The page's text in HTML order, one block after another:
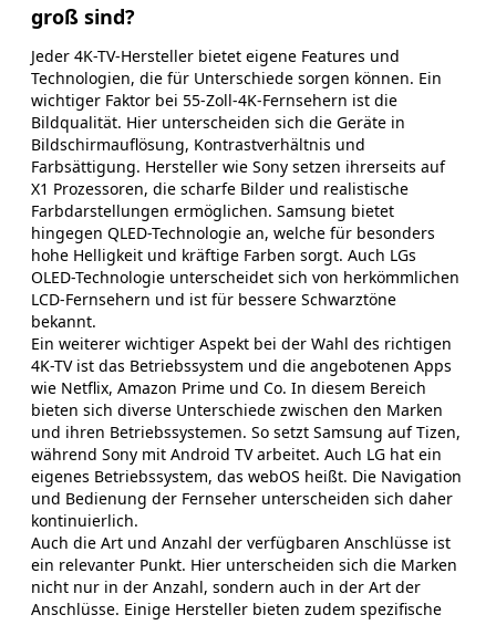
groß sind?
Jeder 4K-TV-Hersteller bietet eigene Features und
Technologien, die für Unterschiede sorgen können. Ein
wichtiger Faktor bei 55-Zoll-4K-Fernsehern ist die
Bildqualität. Hier unterscheiden sich die Geräte in
Bildschirmauflösung, Kontrastverhältnis und
Farbsättigung. Hersteller wie Sony setzen ihrerseits auf
X1 Prozessoren, die scharfe Bilder und realistische
Farbdarstellungen ermöglichen. Samsung bietet
hingegen QLED-Technologie an, welche für besonders
hohe Helligkeit und kräftige Farben sorgt. Auch LGs
OLED-Technologie unterscheidet sich von herkömmlichen
LCD-Fernsehern und ist für bessere Schwarztöne
bekannt.
Ein weiterer wichtiger Aspekt bei der Wahl des richtigen
4K-TV ist das Betriebssystem und die angebotenen Apps
wie Netflix, Amazon Prime und Co. In diesem Bereich
bieten sich diverse Unterschiede zwischen den Marken
und ihren Betriebssystemen. So setzt Samsung auf Tizen,
während Sony mit Android TV arbeitet. Auch LG hat ein
eigenes Betriebssystem, das webOS heißt. Die Navigation
und Bedienung der Fernseher unterscheiden sich daher
kontinuierlich.
Auch die Art und Anzahl der verfügbaren Anschlüsse ist
ein relevanter Punkt. Hier unterscheiden sich die Marken
nicht nur in der Anzahl, sondern auch in der Art der
Anschlüsse. Einige Hersteller bieten zudem spezifische